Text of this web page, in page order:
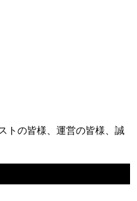
トの皆様、運営の皆様、誠